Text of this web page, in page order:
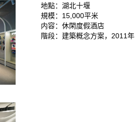
地點：湖北十堰
規模：15,000平米
内容：休閑度假酒店
階段：建築概念方案，2011年